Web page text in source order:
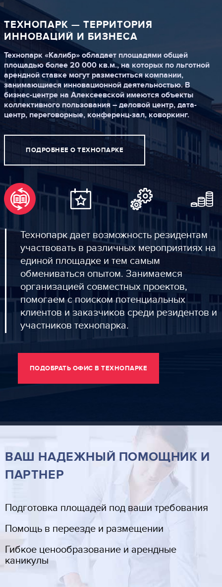
ТЕХНОПАРК — ТЕРРИТОРИЯ
ИННОВАЦИЙ И БИЗНЕСА
Технопарк «Калибр» обладает площадями общей
площадью более 20 000 кв.м., на которых по льготной
арендной ставке могут разместиться компании,
занимающиеся инновационной деятельностью. В
бизнес-центре на Алексеевской имеются объекты
коллективного пользования – деловой центр, дата-
центр, переговорные, конференц-зал, коворкинг.
ПОДОБРАТЬ ОФИС В ТЕХНОПАРКЕ
ПОДРОБНЕЕ О ТЕХНОПАРКЕ
Технопарк дает возможность резидентам
участвовать в различных мероприятиях на
единой площадке и тем самым
обмениваться опытом. Занимаемся
организацией совместных проектов,
помогаем с поиском потенциальных
клиентов и заказчиков среди резидентов и
участников технопарка.
ВАШ НАДЕЖНЫЙ ПОМОЩНИК И
ПАРТНЕР
Подготовка площадей под ваши требования
Помощь в переезде и размещении
Гибкое ценообразование и арендные
каникулы